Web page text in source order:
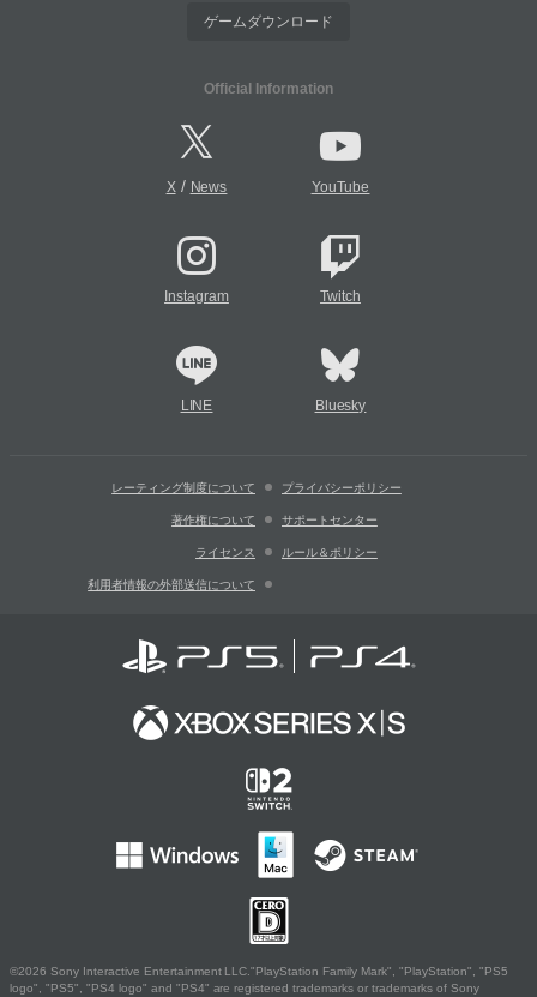
ゲームダウンロード
Official Information
X/ News YouTube
Instagram Twitch
LINE Bluesky
レーティング制度について プライバシーポリシー
著作権について サポートセンター
ライセンス ルール＆ポリシー
利用者情報の外部送信について
©2026 Sony Interactive Entertainment LLC."PlayStation Family Mark", "PlayStation", "PS5
logo", "PS5", "PS4 logo" and "PS4" are registered trademarks or trademarks of Sony